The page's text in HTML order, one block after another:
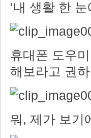
‘내 생활 한
휴대폰 도우
해보라고 권
뭐, 제가 보기